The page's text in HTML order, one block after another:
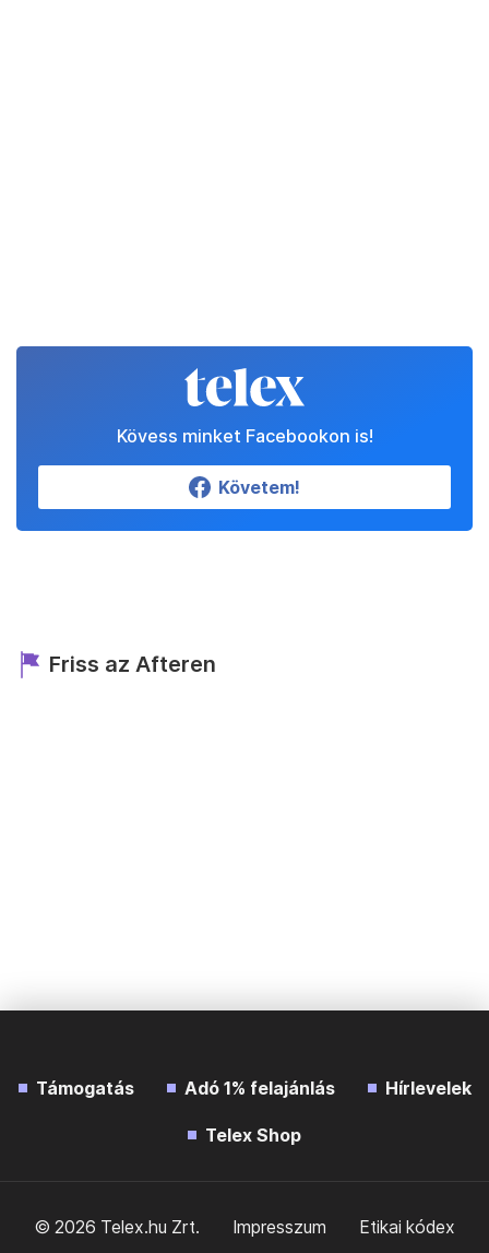
Kövess minket Facebookon is!
Követem!
Friss az Afteren
Támogatás Adó 1% felajánlás Hírlevelek
Telex Shop
© 2026 Telex.hu Zrt. Impresszum Etikai kódex